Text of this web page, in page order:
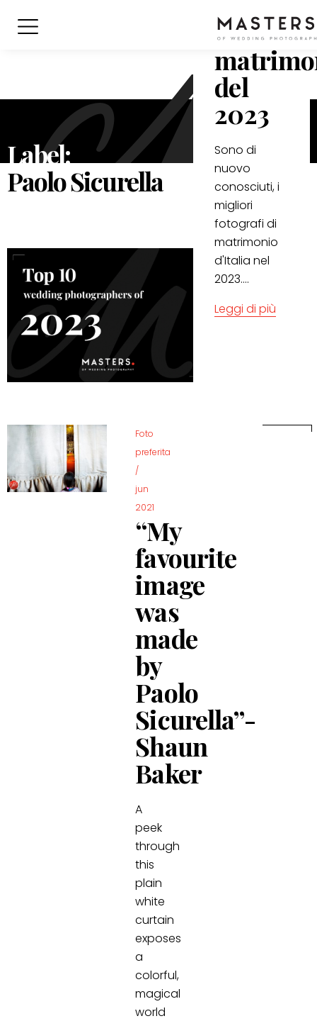
Label:
Paolo Sicurella
di
del
2023
Sono di
nuovo
conosciuti, i
migliori
fotografi di
matrimonio
d'Italia nel
2023....
Leggi di più
Foto
preferita
/
jun
2021
“My
favourite
image
was
made
by
Paolo
Sicurella”-
Shaun
Baker
A
peek
through
this
plain
white
curtain
exposes
a
colorful,
magical
world